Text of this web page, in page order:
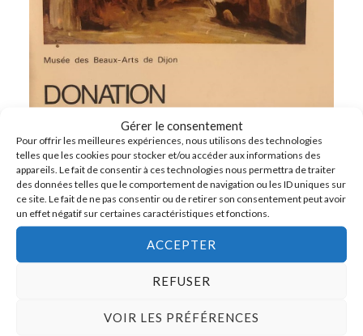
Gérer le consentement
Pour offrir les meilleures expériences, nous utilisons des technologies
telles que les cookies pour stocker et/ou accéder aux informations des
appareils. Le fait de consentir à ces technologies nous permettra de traiter
des données telles que le comportement de navigation ou les ID uniques sur
ce site. Le fait de ne pas consentir ou de retirer son consentement peut avoir
un effet négatif sur certaines caractéristiques et fonctions.
ACCEPTER
REFUSER
VOIR LES PRÉFÉRENCES